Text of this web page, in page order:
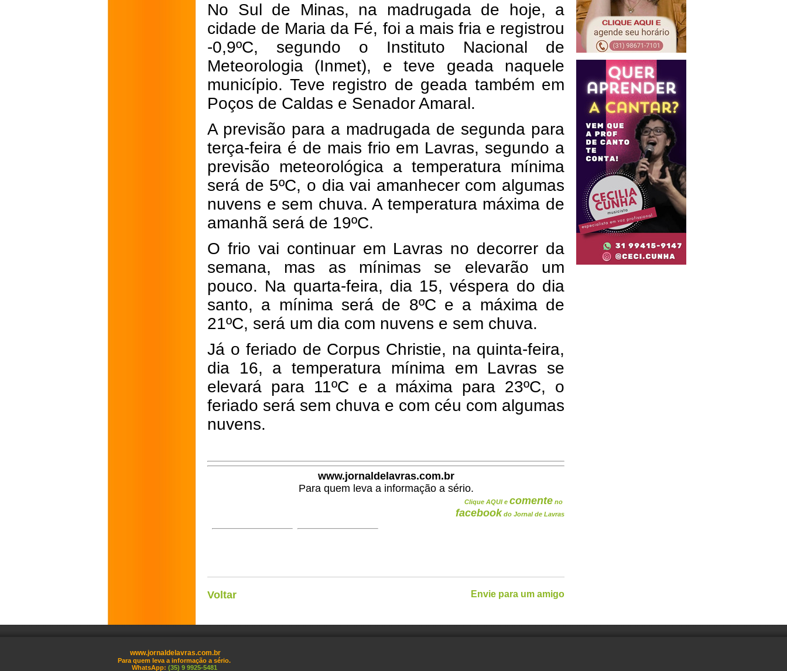
No Sul de Minas, na madrugada de hoje, a
cidade de Maria da Fé, foi a mais fria e registrou
-0,9ºC, segundo o Instituto Nacional de
Meteorologia (Inmet), e teve geada naquele
município. Teve registro de geada também em
Poços de Caldas e Senador Amaral.
A previsão para a madrugada de segunda para
terça-feira é de mais frio em Lavras, segundo a
previsão meteorológica a temperatura mínima
será de 5ºC, o dia vai amanhecer com algumas
nuvens e sem chuva. A temperatura máxima de
amanhã será de 19ºC.
O frio vai continuar em Lavras no decorrer da
semana, mas as mínimas se elevarão um
pouco. Na quarta-feira, dia 15, véspera do dia
santo, a mínima será de 8ºC e a máxima de
21ºC, será um dia com nuvens e sem chuva.
Já o feriado de Corpus Christie, na quinta-feira,
dia 16, a temperatura mínima em Lavras se
elevará para 11ºC e a máxima para 23ºC, o
feriado será sem chuva e com céu com algumas
nuvens.
www.jornaldelavras.com.br
Para quem leva a informação a sério.
Clique AQUI e comente no
facebook do Jornal de Lavras
Voltar Envie para um amigo
www.jornaldelavras.com.br
Para quem leva a informação a sério.
WhatsApp: (35) 9 9925-5481